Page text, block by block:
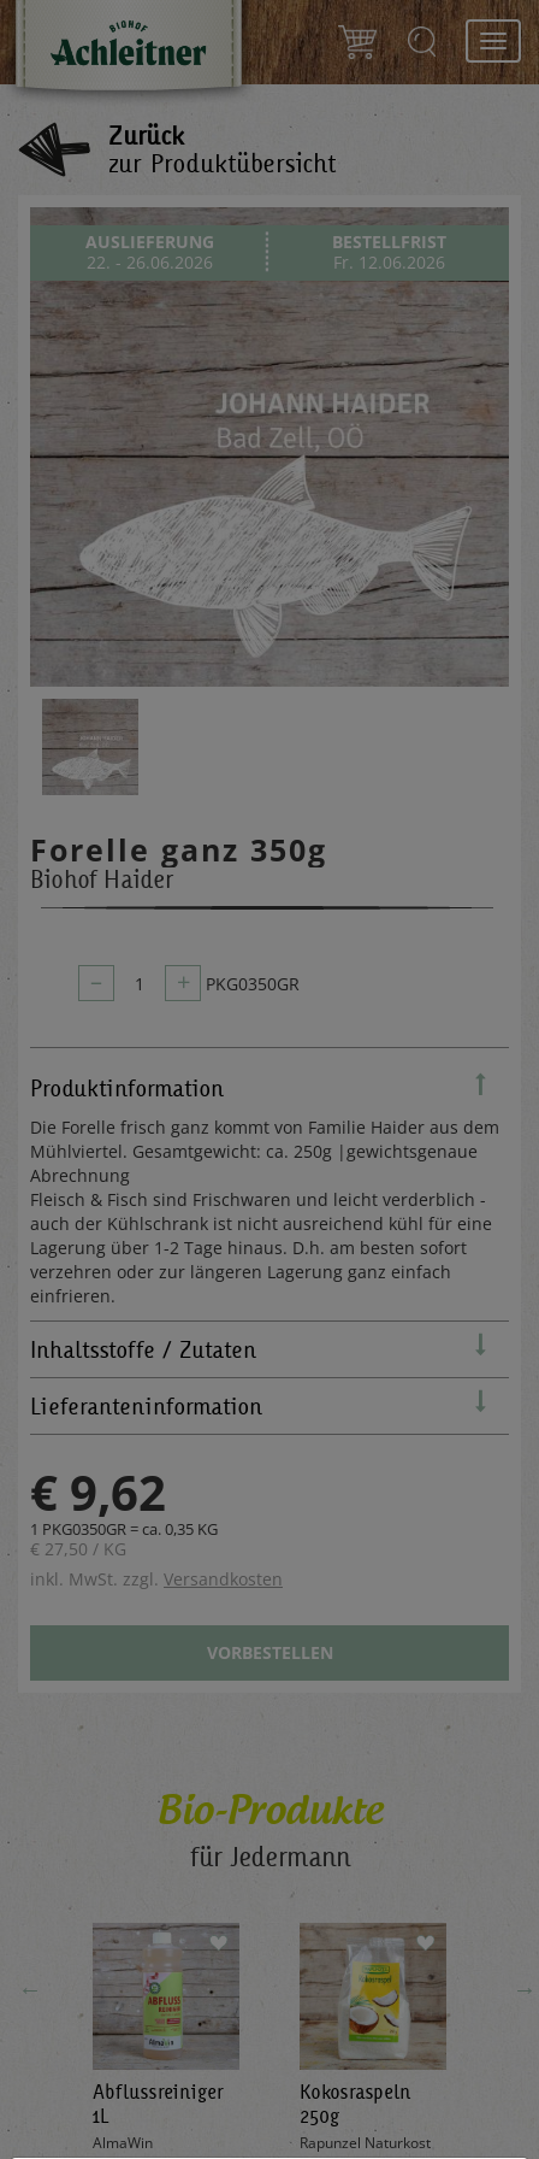
Zurück
zur Produktübersicht
AUSLIEFERUNG
22. - 26.06.2026
BESTELLFRIST
Fr. 12.06.2026
Forelle ganz 350g
Biohof Haider
– 1 + PKG0350GR
Produktinformation
Die Forelle frisch ganz kommt von Familie Haider aus dem
Mühlviertel. Gesamtgewicht: ca. 250g |gewichtsgenaue
Abrechnung
Fleisch & Fisch sind Frischwaren und leicht verderblich -
auch der Kühlschrank ist nicht ausreichend kühl für eine
Lagerung über 1-2 Tage hinaus. D.h. am besten sofort
verzehren oder zur längeren Lagerung ganz einfach
einfrieren.
Inhaltsstoffe / Zutaten
Lieferanteninformation
€ 9,62
1 PKG0350GR = ca. 0,35 KG
€ 27,50 / KG
inkl. MwSt. zzgl. Versandkosten
VORBESTELLEN
Bio-Produkte
für Jedermann
←
Abflussreiniger
1L
AlmaWin
Kokosraspeln
250g
Rapunzel Naturkost
→